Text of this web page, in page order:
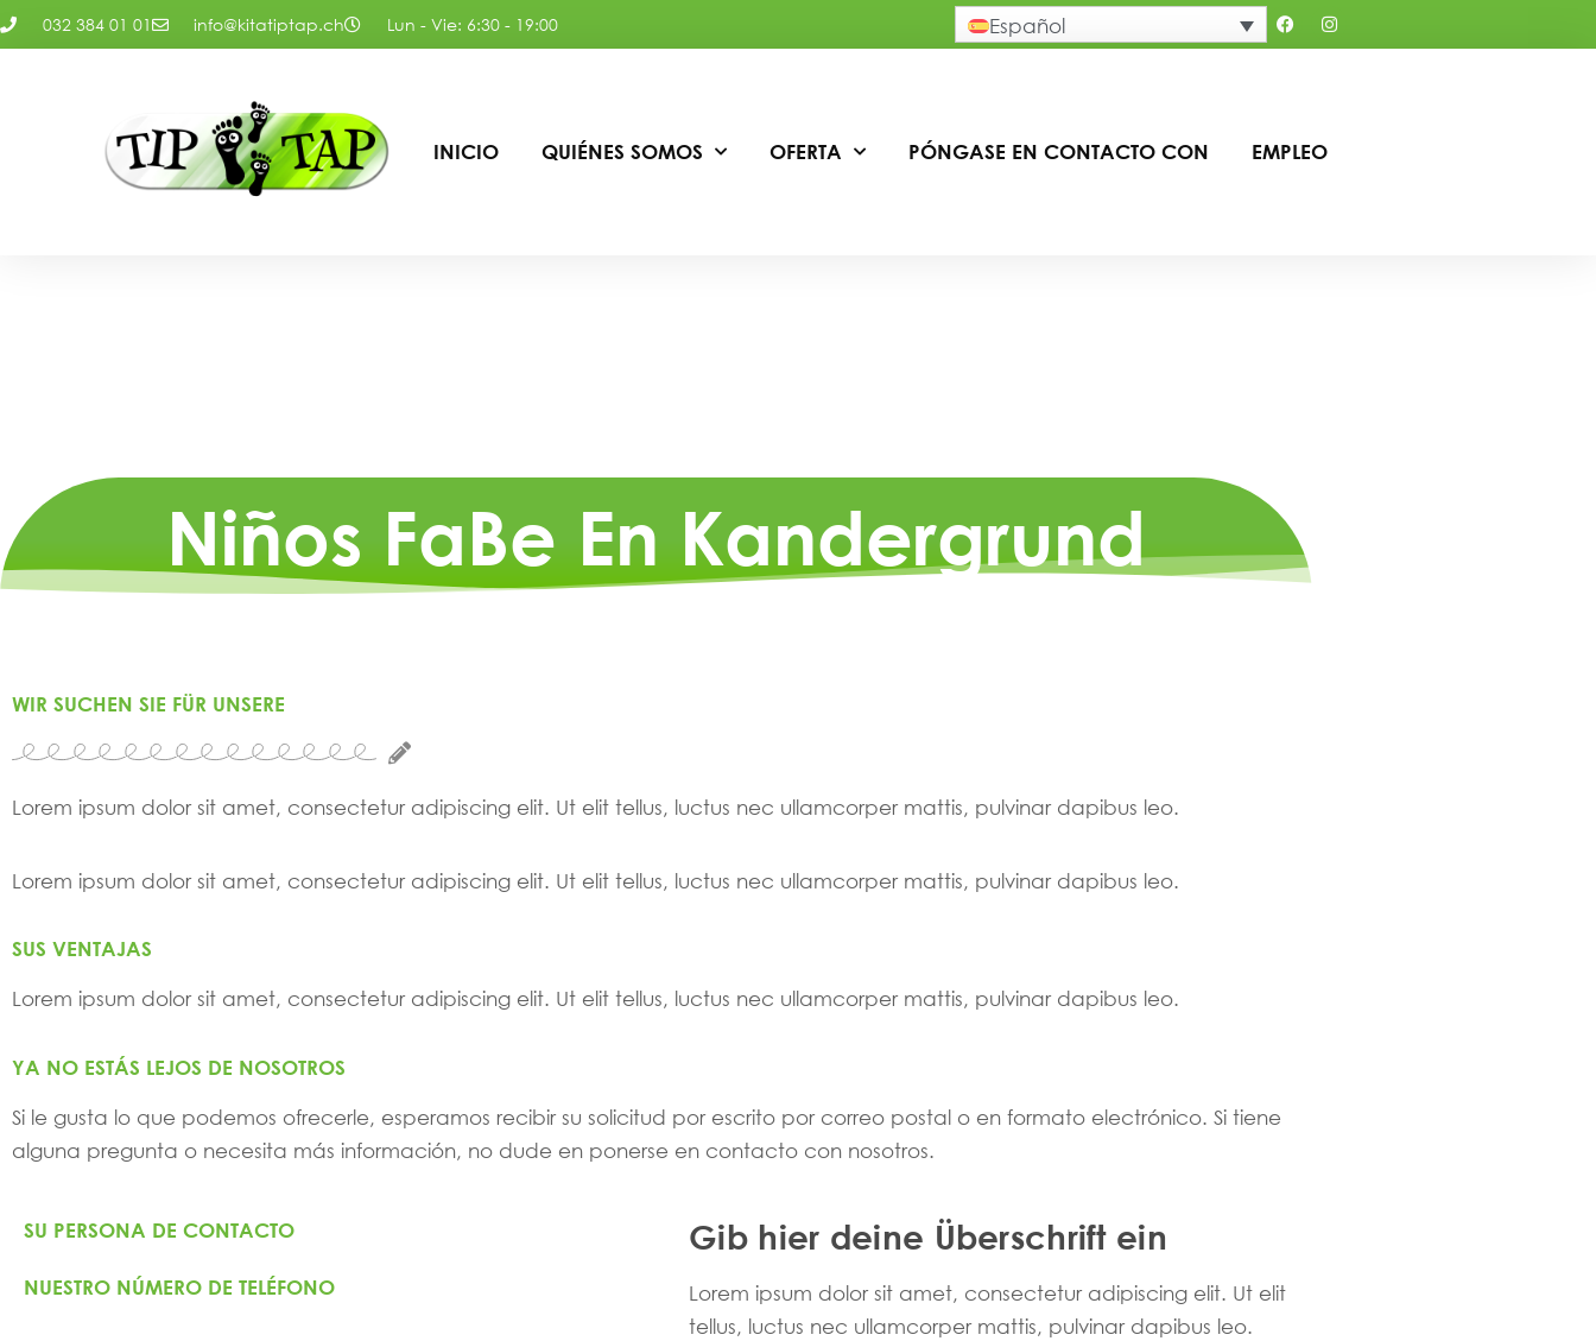
032 384 01 01 info@kitatiptap.ch Lun - Vie: 6:30 - 19:00 Español
INICIO QUIÉNES SOMOS OFERTA PÓNGASE EN CONTACTO CON EMPLEO
Niños FaBe En Kandergrund
WIR SUCHEN SIE FÜR UNSERE
Lorem ipsum dolor sit amet, consectetur adipiscing elit. Ut elit tellus, luctus nec ullamcorper mattis, pulvinar dapibus leo.
Lorem ipsum dolor sit amet, consectetur adipiscing elit. Ut elit tellus, luctus nec ullamcorper mattis, pulvinar dapibus leo.
SUS VENTAJAS
Lorem ipsum dolor sit amet, consectetur adipiscing elit. Ut elit tellus, luctus nec ullamcorper mattis, pulvinar dapibus leo.
YA NO ESTÁS LEJOS DE NOSOTROS
Si le gusta lo que podemos ofrecerle, esperamos recibir su solicitud por escrito por correo postal o en formato electrónico. Si tiene
alguna pregunta o necesita más información, no dude en ponerse en contacto con nosotros.
SU PERSONA DE CONTACTO Gib hier deine Überschrift ein
NUESTRO NÚMERO DE TELÉFONO
Lorem ipsum dolor sit amet, consectetur adipiscing elit. Ut elit
tellus, luctus nec ullamcorper mattis, pulvinar dapibus leo.